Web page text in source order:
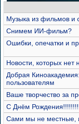
Музыка из фильмов и
Снимем ИИ-фильм?
Ошибки, опечатки и
Новости, которых нет
Добрая
пользователям
Ваше творчество за
С Днём
Сами мы не местные,